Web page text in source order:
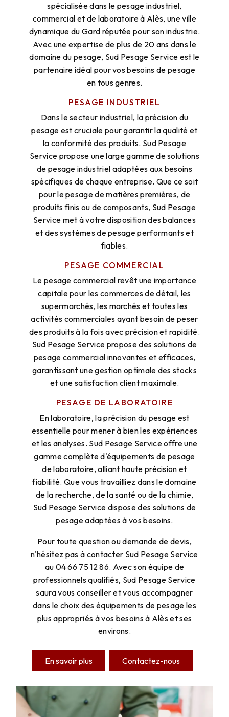
spécialisée dans le pesage industriel,
commercial et de laboratoire à Alès, une ville
dynamique du Gard réputée pour son industrie.
Avec une expertise de plus de 20 ans dans le
domaine du pesage, Sud Pesage Service est le
partenaire idéal pour vos besoins de pesage
en tous genres.
PESAGE INDUSTRIEL
Dans le secteur industriel, la précision du
pesage est cruciale pour garantir la qualité et
la conformité des produits. Sud Pesage
Service propose une large gamme de solutions
de pesage industriel adaptées aux besoins
spécifiques de chaque entreprise. Que ce soit
pour le pesage de matières premières, de
produits finis ou de composants, Sud Pesage
Service met à votre disposition des balances
et des systèmes de pesage performants et
fiables.
PESAGE COMMERCIAL
Le pesage commercial revêt une importance
capitale pour les commerces de détail, les
supermarchés, les marchés et toutes les
activités commerciales ayant besoin de peser
des produits à la fois avec précision et rapidité.
Sud Pesage Service propose des solutions de
pesage commercial innovantes et efficaces,
garantissant une gestion optimale des stocks
et une satisfaction client maximale.
PESAGE DE LABORATOIRE
En laboratoire, la précision du pesage est
essentielle pour mener à bien les expériences
et les analyses. Sud Pesage Service offre une
gamme complète d'équipements de pesage
de laboratoire, alliant haute précision et
fiabilité. Que vous travailliez dans le domaine
de la recherche, de la santé ou de la chimie,
Sud Pesage Service dispose des solutions de
pesage adaptées à vos besoins.
Pour toute question ou demande de devis,
n'hésitez pas à contacter Sud Pesage Service
au 04 66 75 12 86. Avec son équipe de
professionnels qualifiés, Sud Pesage Service
saura vous conseiller et vous accompagner
dans le choix des équipements de pesage les
plus appropriés à vos besoins à Alès et ses
environs.
En savoir plus Contactez-nous